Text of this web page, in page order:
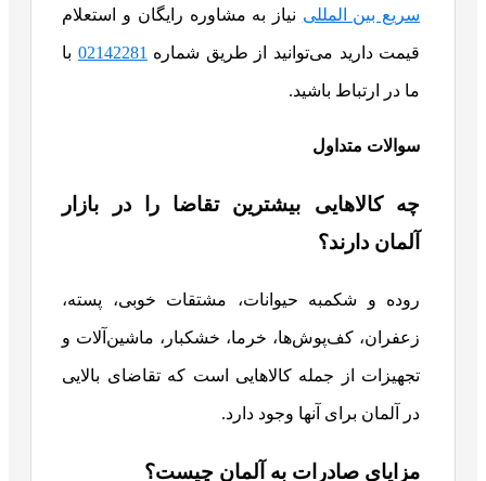
سریع بین المللی نیاز به مشاوره رایگان و استعلام
قیمت دارید می‌توانید از طریق شماره 02142281 با
ما در ارتباط باشید.
سوالات متداول
چه کالاهایی بیشترین تقاضا را در بازار
آلمان دارند؟
روده و شکمبه حیوانات، مشتقات خوبی، پسته،
زعفران، کف‌پوش‌ها، خرما، خشکبار، ماشین‌آلات و
تجهیزات از جمله کالاهایی است که تقاضای بالایی
در آلمان برای آنها وجود دارد.
مزایای صادرات به آلمان چیست؟